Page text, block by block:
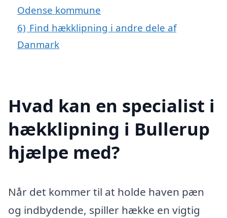
Odense kommune
6) Find hækklipning i andre dele af
Danmark
Hvad kan en specialist i
hækklipning i Bullerup
hjælpe med?
Når det kommer til at holde haven pæn
og indbydende, spiller hække en vigtig